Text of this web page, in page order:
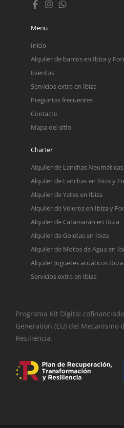
Menu
Inicio
Alquiler de barcos en Ibiza y
Eventos
Servicios extra en Ibiza
Preguntas frecuentes
Contacto
Mapa del sitio
Charter
Alquiler de Lanchas Neumáticas
Alquiler de Lanchas en Ibiza y
Alquiler de Yates en Ibiza
Alquiler de Veleros en Ibiza y
Alquiler de Catamarán en Ibiza
Alquiler de Goletas en Ibiza
Alquiler de Motos de Agua en
Alquiler Juguetes acuáticos Ibiza
Servicios extra en Ibiza
Programa Kit Digital
Generation (EU) del Mecanismo
Resiliencia.